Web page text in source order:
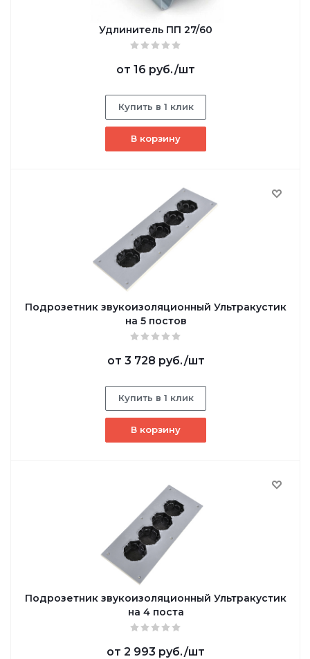
Удлинитель ПП 27/60
от 16 руб./шт
Купить в 1 клик
В корзину
Подрозетник звукоизоляционный Ультракустик
на 5 постов
от 3 728 руб./шт
Купить в 1 клик
В корзину
Подрозетник звукоизоляционный Ультракустик
на 4 поста
от 2 993 руб./шт